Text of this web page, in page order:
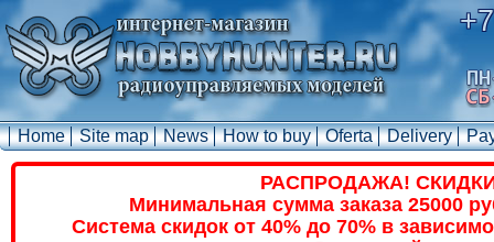
Home Site map News How to buy Oferta Delivery
РАСПРОДАЖА!
Минимальная сумма заказа 25000
Система скидок от 40% до 70% в